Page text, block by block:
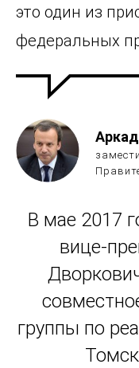
это один из
федеральных
В мае 2017
вице-
группы по